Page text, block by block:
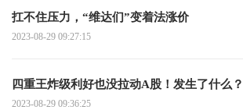
扛不住压力，“维达们”变着法涨价
2023-08-29 09:27:15
四重王炸级利好也没拉动A股！发生了什么？
2023-08-29 09:36:25